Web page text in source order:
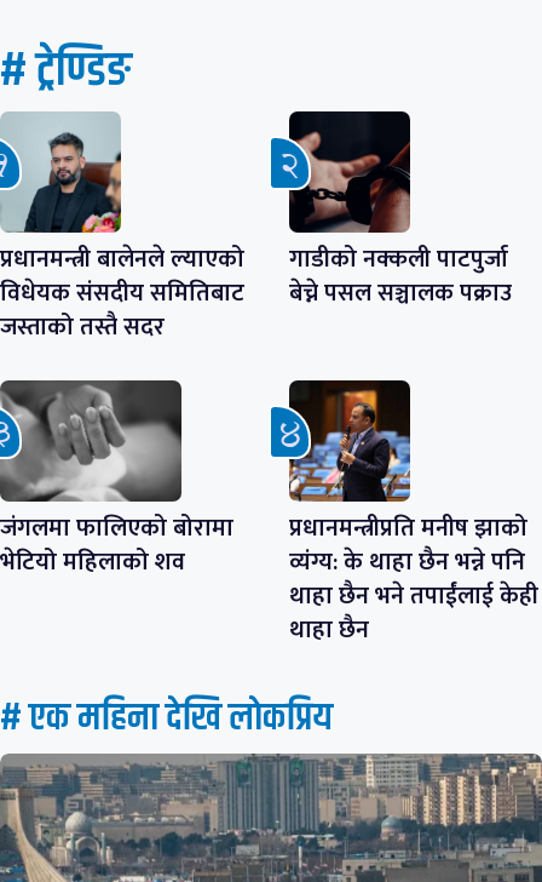
# ट्रेण्डिङ
प्रधानमन्त्री बालेनले ल्याएको
विधेयक संसदीय समितिबाट
जस्ताको तस्तै सदर
गाडीको नक्कली पाटपुर्जा
बेच्ने पसल सञ्चालक पक्राउ
जंगलमा फालिएको बोरामा
भेटियो महिलाको शव
प्रधानमन्त्रीप्रति मनीष झाको
व्यंग्य: के थाहा छैन भन्ने पनि
थाहा छैन भने तपाईंलाई केही
थाहा छैन
# एक महिना देखि लाेकप्रिय